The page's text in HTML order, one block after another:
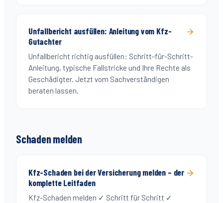
Unfallbericht ausfüllen: Anleitung vom Kfz-
Gutachter
Unfallbericht richtig ausfüllen: Schritt-für-Schritt-
Anleitung, typische Fallstricke und Ihre Rechte als
Geschädigter. Jetzt vom Sachverständigen
beraten lassen.
Schaden melden
Kfz-Schaden bei der Versicherung melden – der
komplette Leitfaden
Kfz-Schaden melden ✓ Schritt für Schritt ✓